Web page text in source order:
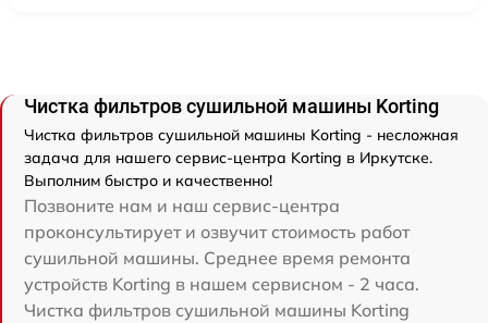
Чистка фильтров сушильной машины Korting
Чистка фильтров сушильной машины Korting - несложная
задача для нашего сервис-центра Korting в Иркутске.
Выполним быстро и качественно!
Позвоните нам и наш сервис-центра
проконсультирует и озвучит стоимость работ
сушильной машины. Среднее время ремонта
устройств Korting в нашем сервисном - 2 часа.
Чистка фильтров сушильной машины Korting